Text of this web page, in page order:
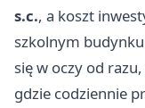
s.c., a koszt
szkolnym
się w oczy od
gdzie codziennie